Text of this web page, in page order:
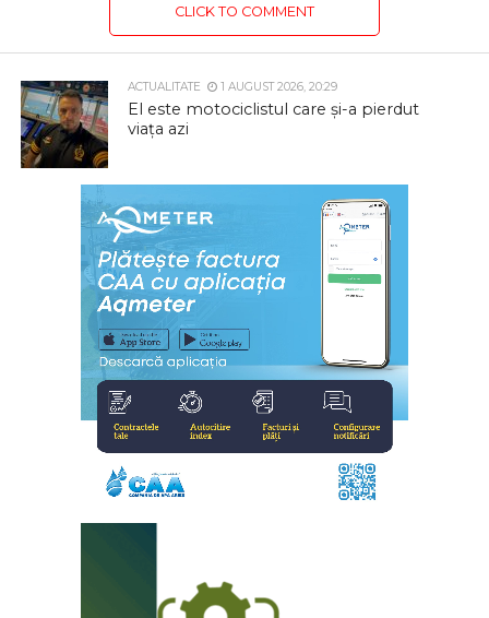
CLICK TO COMMENT
ACTUALITATE 1 AUGUST 2026, 20:29
El este motociclistul care și-a pierdut
viața azi